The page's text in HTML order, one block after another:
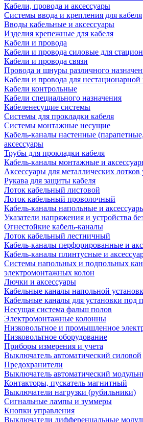
Кабели, провода и аксессуары
Системы ввода и крепления для кабеля
Вводы кабельные и аксессуары
Изделия крепежные для кабеля
Кабели и провода
Кабели и провода силовые для
Кабели и провода связи
Провода и шнуры различного
Кабели и провода для нестационарной
Кабели контрольные
Кабели специального назначения
Кабеленесущие системы
Системы для прокладки кабеля
Системы монтажные несущие
Кабель-каналы настенные
аксессуары
Трубы для прокладки кабеля
Кабель-каналы монтажные и
Аксессуары для металлических
Рукава для защиты кабеля
Лоток кабельный листовой
Лоток кабельный проволочный
Кабель-каналы напольные и
Указатели напряжения и устройства
Огнестойкие кабель-каналы
Лоток кабельный лестничный
Кабель-каналы перфорированные и
Кабель-каналы плинтусные и
Системы напольных и подпольных
электромонтажных колон
Лючки и аксессуары
Кабельные каналы напольной
Кабельные каналы для установки под
Несущая система фальш полов
Электромонтажные колонны
Низковольтное и промышленное
Низковольтное оборудование
Приборы измерения и учета
Выключатель автоматический силовой
Предохранители
Выключатель автоматический
Контакторы, пускатель магнитный
Выключатели нагрузки (рубильники)
Сигнальные лампы и зуммеры
Кнопки управления
Выключатели дифференцальные